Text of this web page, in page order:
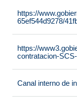
https://
65ef544d9278/
https://
contratacion-
Canal interno de